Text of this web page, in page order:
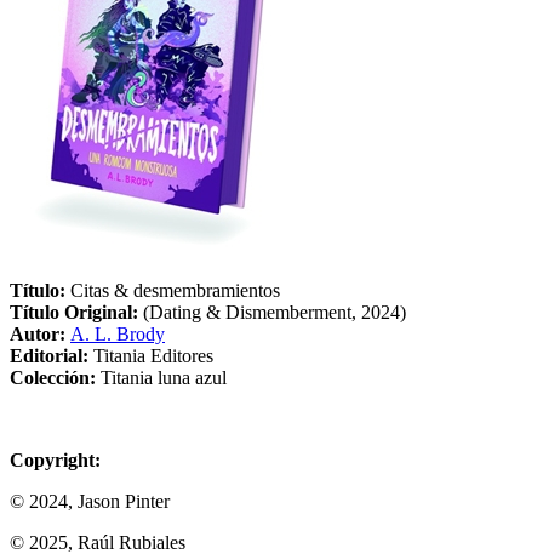
Título: Citas & desmembramientos
Título Original: (Dating & Dismemberment, 2024)
Autor: A. L. Brody
Editorial: Titania Editores
Colección: Titania luna azul
Copyright:
© 2024, Jason Pinter
© 2025, Raúl Rubiales